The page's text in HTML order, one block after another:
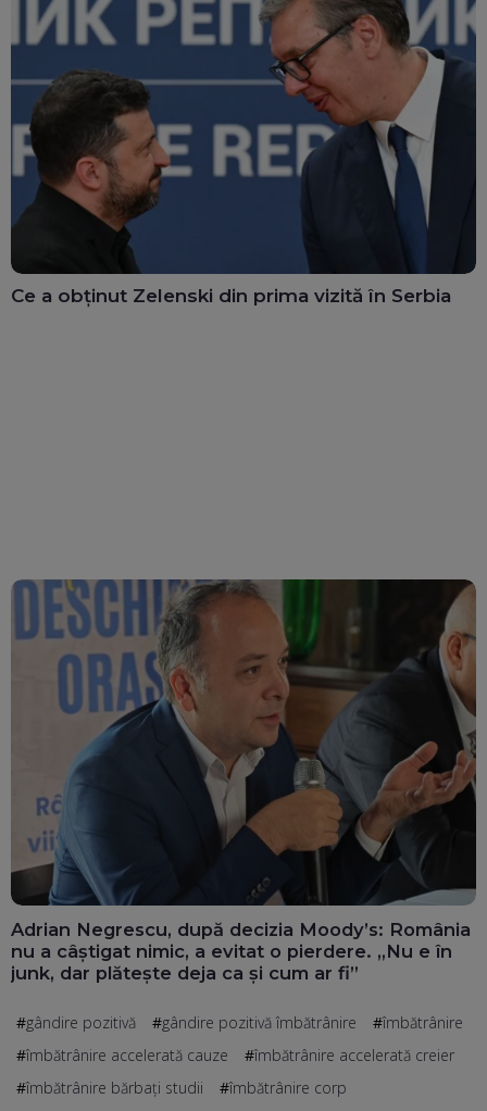
Ce a obținut Zelenski din prima vizită în Serbia
Adrian Negrescu, după decizia Moody’s: România
nu a câștigat nimic, a evitat o pierdere. „Nu e în
junk, dar plătește deja ca și cum ar fi”
gândire pozitivă gândire pozitivă îmbătrânire
îmbătrânire
îmbătrânire accelerată cauze
îmbătrânire accelerată creier
îmbătrânire bărbați studii
îmbătrânire corp